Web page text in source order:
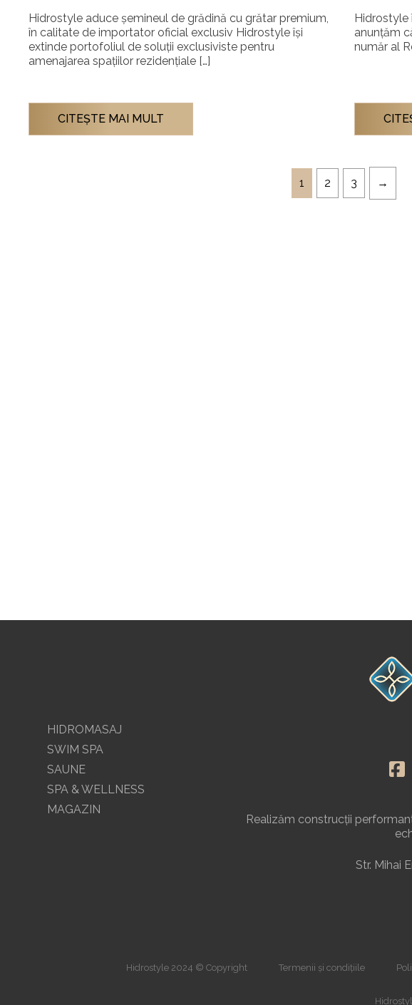
Hidrostyle aduce șemineul de grădină cu grătar premium,
în calitate de importator oficial exclusiv Hidrostyle își
extinde portofoliul de soluții exclusiviste pentru
amenajarea spațiilor rezidențiale […]
CITEŞTE MAI MULT
Hidrostyle
anunțăm
număr al
1 2 3
HIDROMASAJ
SWIM SPA
SAUNE
SPA & WELLNESS
MAGAZIN
Realizăm construcții
Str. Mihai
Hidrostyle 2024 © Copyright Termenii și condițiile